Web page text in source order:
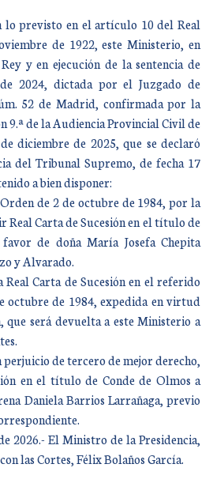
lo previsto en el artículo 10 del Real
de 1922, este Ministerio, en
y en ejecución de la sentencia de
2024, dictada por el Juzgado de
52 de Madrid, confirmada por la
9.ª de la Audiencia Provincial Civil de
diciembre de 2025, que se declaró
del Tribunal Supremo, de fecha 17
a bien disponer:
de 2 de octubre de 1984, por la
Real Carta de Sucesión en el título de
de doña María Josefa Chepita
y Alvarado.
Real Carta de Sucesión en el referido
octubre de 1984, expedida en virtud
será devuelta a este Ministerio a
de tercero de mejor derecho,
en el título de Conde de Olmos a
Daniela Barrios Larrañaga, previo
2026.- El Ministro de la Presidencia,
las Cortes, Félix Bolaños García.